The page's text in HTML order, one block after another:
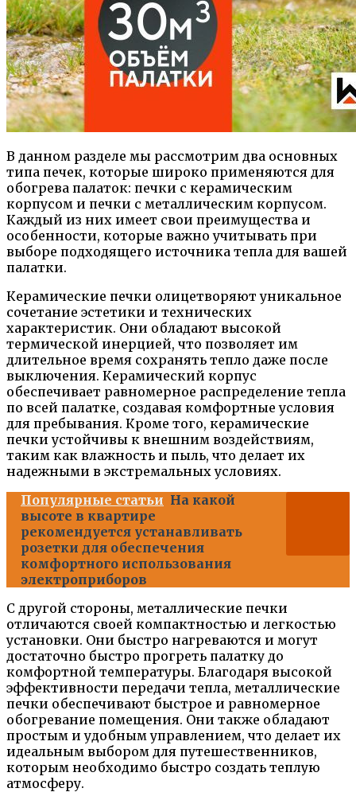
В данном разделе мы рассмотрим два основных
типа печек, которые широко применяются для
обогрева палаток: печки с керамическим
корпусом и печки с металлическим корпусом.
Каждый из них имеет свои преимущества и
особенности, которые важно учитывать при
выборе подходящего источника тепла для вашей
палатки.
Керамические печки олицетворяют уникальное
сочетание эстетики и технических
характеристик. Они обладают высокой
термической инерцией, что позволяет им
длительное время сохранять тепло даже после
выключения. Керамический корпус
обеспечивает равномерное распределение тепла
по всей палатке, создавая комфортные условия
для пребывания. Кроме того, керамические
печки устойчивы к внешним воздействиям,
таким как влажность и пыль, что делает их
надежными в экстремальных условиях.
Популярные статьи На какой
высоте в квартире
рекомендуется устанавливать
розетки для обеспечения
комфортного использования
электроприборов
С другой стороны, металлические печки
отличаются своей компактностью и легкостью
установки. Они быстро нагреваются и могут
достаточно быстро прогреть палатку до
комфортной температуры. Благодаря высокой
эффективности передачи тепла, металлические
печки обеспечивают быстрое и равномерное
обогревание помещения. Они также обладают
простым и удобным управлением, что делает их
идеальным выбором для путешественников,
которым необходимо быстро создать теплую
атмосферу.